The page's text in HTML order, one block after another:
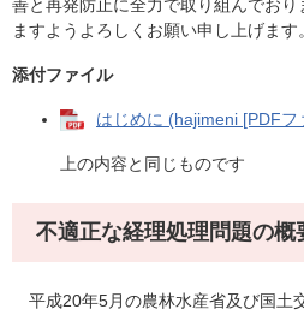
善と再発防止に全力で取り組んでお
ますようよろしくお願い申し上げます。
添付ファイル
はじめに (hajimeni [PDFフ
上の内容と同じものです
不適正な経理処理問題の概
平成20年5月の農林水産省及び国土